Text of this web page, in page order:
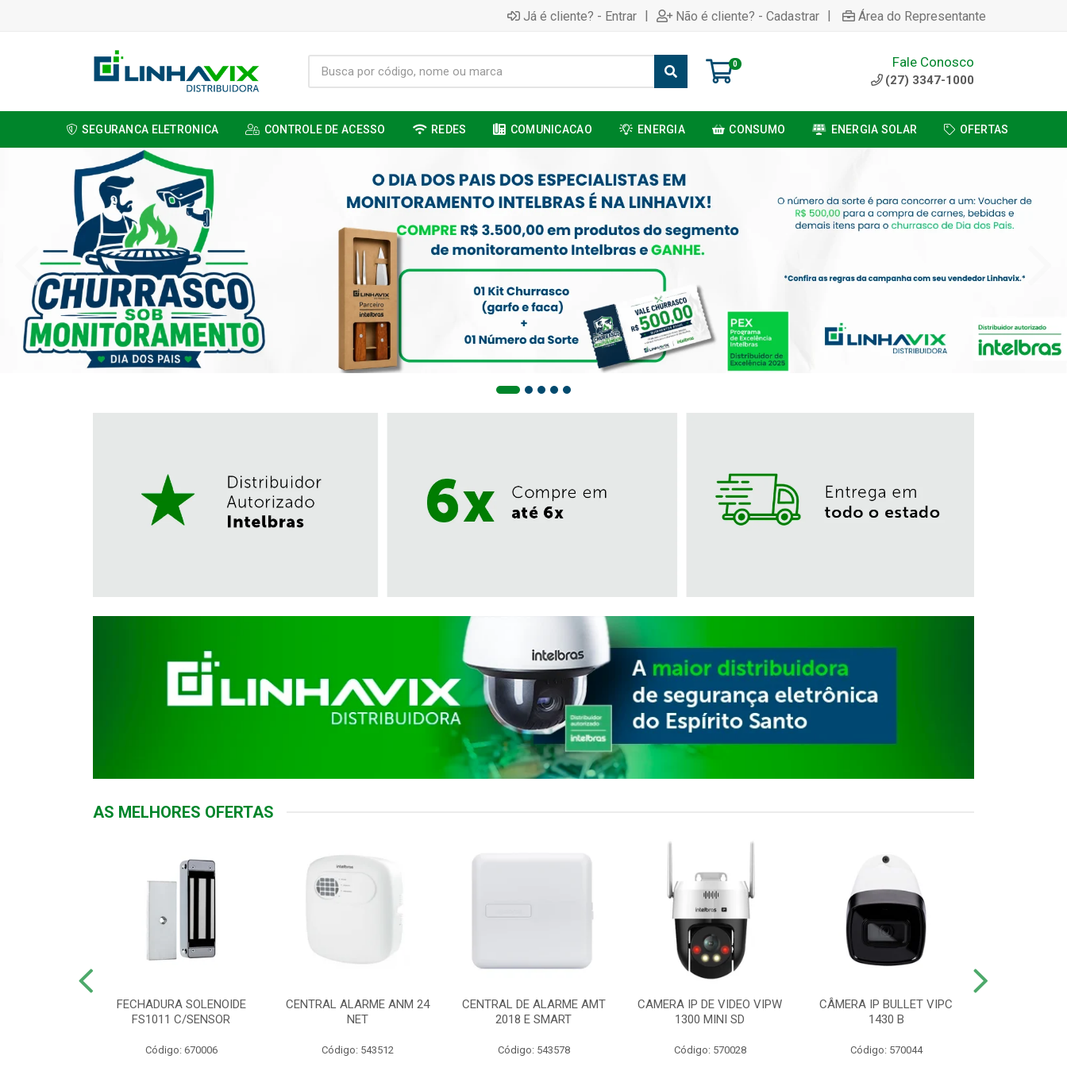
Já é cliente? - Entrar | Não é cliente? - Cadastrar | Área do Representante
0 Fale Conosco
(27) 3347-1000
SEGURANCA ELETRONICA CONTROLE DE ACESSO REDES COMUNICACAO ENERGIA CONSUMO ENERGIA SOLAR OFERTAS
AS MELHORES OFERTAS
FECHADURA SOLENOIDE
FS1011 C/SENSOR
Código: 670006
CENTRAL ALARME ANM 24
NET
Código: 543512
CENTRAL DE ALARME AMT
2018 E SMART
Código: 543578
CAMERA IP DE VIDEO VIPW
1300 MINI SD
Código: 570028
CÂMERA IP BULLET VIPC
1430 B
Código: 570044